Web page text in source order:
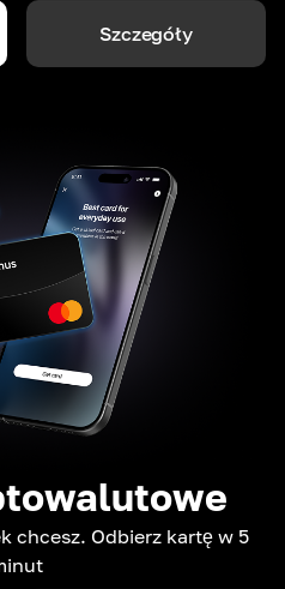
Szczegóły
chcesz. Odbierz kartę w 5